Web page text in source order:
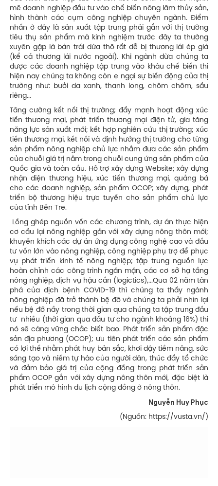
mẽ doanh nghiệp đầu tư vào chế biến nông lâm thủy sản,
hình thành các cụm công nghiệp chuyên ngành. Điểm
nhấn ở đây là sản xuất tập trung phải gắn với thị trường
tiêu thụ sản phẩm mà kinh nghiệm trước đây ta thường
xuyên gặp là bán trái dừa thô rất dễ bị thương lái ép giá
(kể cả thương lái nước ngoài). Khi ngành dừa chúng ta
được các doanh nghiệp tập trung vào khâu chế biến thì
hiện nay chúng ta không còn e ngại sự biến động của thị
trường như: bưởi da xanh, thanh long, chôm chôm, sầu
riêng...
Tăng cường kết nối thị trường; đẩy mạnh hoạt động xúc
tiến thương mại, phát triển thương mại điện tử, gia tăng
năng lực sản xuất mới; kết hợp nghiên cứu thị trường; xúc
tiến thương mại, kết nối và định hướng thị trường cho từng
sản phẩm nông nghiệp chủ lực nhằm đưa các sản phẩm
của chuỗi giá trị nằm trong chuỗi cung ứng sản phẩm của
Quốc gia và toàn cầu. Hỗ trợ xây dựng Website; xây dựng
nhận diện thương hiệu, xúc tiến thương mại, quảng bá
cho các doanh nghiệp, sản phẩm OCOP; xây dựng, phát
triển bộ thương hiệu trực tuyến cho sản phẩm chủ lực
của tỉnh Bến Tre.
Lồng ghép nguồn vốn các chương trình, dự án thực hiện
cơ cấu lại nông nghiệp gắn với xây dựng nông thôn mới;
khuyến khích các dự án ứng dụng công nghệ cao và đầu
tư vốn lớn vào nông nghiệp, công nghiệp phụ trợ để phục
vụ phát triển kinh tế nông nghiệp; tập trung nguồn lực
hoàn chỉnh các công trình ngăn mặn, các cơ sở hạ tầng
nông nghiệp, dịch vụ hậu cần (logictics),...Qua 02 năm tàn
phá của dịch bệnh COVID-19 thì chúng ta thấy ngành
nông nghiệp đã trở thành bệ đỡ và chúng ta phải nhìn lại
nếu bệ đỡ nầy trong thời gian qua chúng ta tập trung đầu
tư nhiều (thời gian qua đầu tư cho ngành khoảng 16%) thì
nó sẽ càng vững chắc biết bao. Phát triển sản phẩm đặc
sản địa phương (OCOP); ưu tiên phát triển các sản phẩm
có lợi thế nhằm phát huy bản sắc, khơi dậy tiềm năng, sức
sáng tạo và niềm tự hào của người dân, thúc đẩy tổ chức
và đảm bảo giá trị của cộng đồng trong phát triển sản
phẩm OCOP gắn với xây dựng nông thôn mới, đặc biệt là
phát triển mô hình du lịch cộng đồng ở nông thôn.
Nguyễn Huy Phục
(Nguồn: https://vusta.vn/)